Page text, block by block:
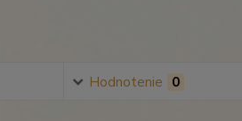
Hodnotenie 0